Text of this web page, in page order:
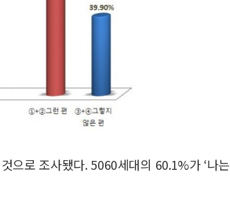
으로 조사됐다. 5060세대의 60.1%가 ‘나는